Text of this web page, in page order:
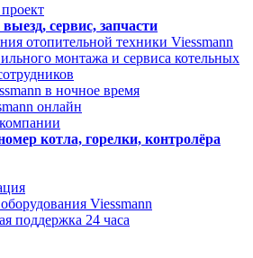
сервис, запчасти
отопительной техники Viessmann
монтажа и сервиса котельных
в ночное время
онлайн
котла, горелки, контролёра
Viessmann
поддержка 24 часа